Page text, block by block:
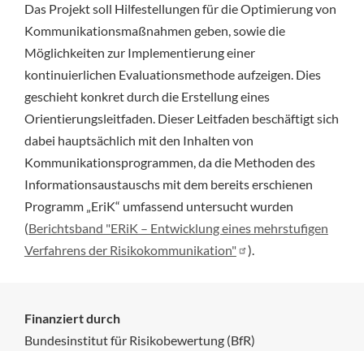
Das Projekt soll Hilfestellungen für die Optimierung von
Kommunikationsmaßnahmen geben, sowie die
Möglichkeiten zur Implementierung einer
kontinuierlichen Evaluationsmethode aufzeigen. Dies
geschieht konkret durch die Erstellung eines
Orientierungsleitfaden. Dieser Leitfaden beschäftigt sich
dabei hauptsächlich mit den Inhalten von
Kommunikationsprogrammen, da die Methoden des
Informationsaustauschs mit dem bereits erschienen
Programm „EriK“ umfassend untersucht wurden
(Berichtsband "ERiK – Entwicklung eines mehrstufigen
Verfahrens der Risikokommunikation"
).
Finanziert durch
Bundesinstitut für Risikobewertung (BfR)